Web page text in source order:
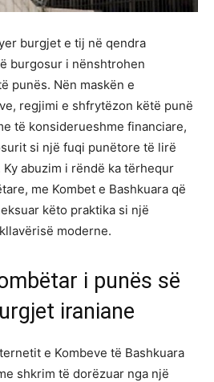
burgjet e tij në qendra
burgosur i nënshtrohen
punës. Nën maskën e
regjimi e shfrytëzon këtë punë
të konsiderueshme financiare,
si një fuqi punëtore të lirë
abuzim i rëndë ka tërhequr
me Kombet e Bashkuara që
këto praktika si një
moderne.
i punës së
iraniane
e Kombeve të Bashkuara
shkrim të dorëzuar nga një